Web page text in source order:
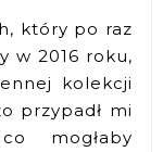
który po raz
w 2016 roku,
kolekcji
przypadł mi
mogłaby